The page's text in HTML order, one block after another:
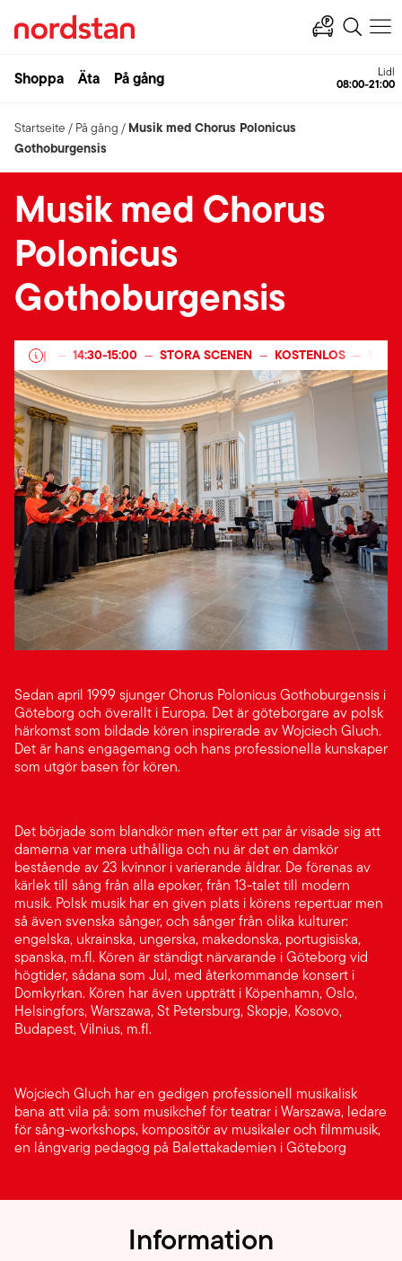
Shoppa Äta På gång Lidl
08:00-21:00
Startseite / På gång / Musik med Chorus Polonicus
Gothoburgensis
Musik med Chorus
Polonicus
Gothoburgensis
|
2024 — 14:30-15:00 — STORA SCENEN — KOSTENLOS —
Sedan april 1999 sjunger Chorus Polonicus Gothoburgensis i
Göteborg och överallt i Europa. Det är göteborgare av polsk
härkomst som bildade kören inspirerade av Wojciech Gluch.
Det är hans engagemang och hans professionella kunskaper
som utgör basen för kören.
Det började som blandkör men efter ett par år visade sig att
damerna var mera uthålliga och nu är det en damkör
bestående av 23 kvinnor i varierande åldrar. De förenas av
kärlek till sång från alla epoker, från 13-talet till modern
musik. Polsk musik har en given plats i körens repertuar men
så även svenska sånger, och sånger från olika kulturer:
engelska, ukrainska, ungerska, makedonska, portugisiska,
spanska, m.fl. Kören är ständigt närvarande i Göteborg vid
högtider, sådana som Jul, med återkommande konsert i
Domkyrkan. Kören har även uppträtt i Köpenhamn, Oslo,
Helsingfors, Warszawa, St Petersburg, Skopje, Kosovo,
Budapest, Vilnius, m.fl.
Wojciech Gluch har en gedigen professionell musikalisk
bana att vila på: som musikchef för teatrar i Warszawa, ledare
för sång-workshops, kompositör av musikaler och filmmusik,
en långvarig pedagog på Balettakademien i Göteborg
Information